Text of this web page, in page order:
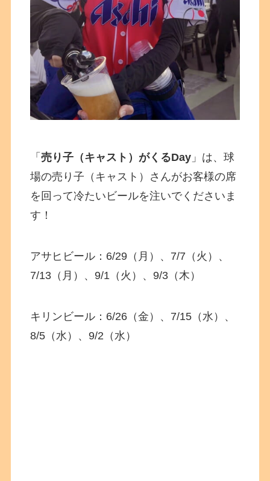
「売り子（キャスト）がくるDay 」は、球
場の売り子（キャスト）さんがお客様の席
を回って冷たいビールを注いでくださいま
す！
アサヒビール：6/29（月）、7/7（火）、
7/13（月）、9/1（火）、9/3（木）
キリンビール：6/26（金）、7/15（水）、
8/5（水）、9/2（水）